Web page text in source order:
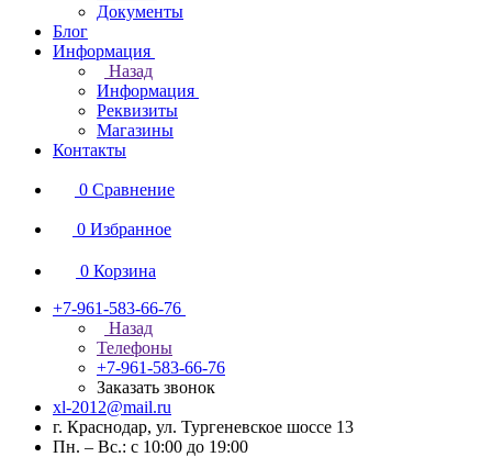
Документы
Блог
Информация
Назад
Информация
Реквизиты
Магазины
Контакты
0 Сравнение
0 Избранное
0 Корзина
+7-961-583-66-76
Назад
Телефоны
+7-961-583-66-76
Заказать звонок
xl-2012@mail.ru
г. Краснодар, ул. Тургеневское шоссе 13
Пн. – Вс.: с 10:00 до 19:00